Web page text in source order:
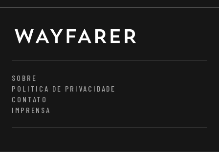
SOBRE
POLITICA DE PRIVACIDADE
CONTATO
IMPRENSA